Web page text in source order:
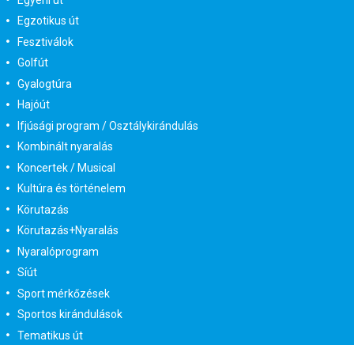
Egzotikus út
Fesztiválok
Golfút
Gyalogtúra
Hajóút
Ifjúsági program / Osztálykirándulás
Kombinált nyaralás
Koncertek / Musical
Kultúra és történelem
Körutazás
Körutazás+Nyaralás
Nyaralóprogram
Síút
Sport mérkőzések
Sportos kirándulások
Tematikus út